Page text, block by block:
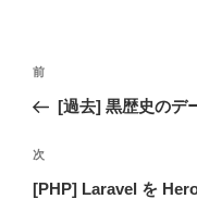
投
ナ
ビ
ゲ
前
の
稿
前
[過去] 黒歴史のデ
次
の
次
[PHP] Laravel を